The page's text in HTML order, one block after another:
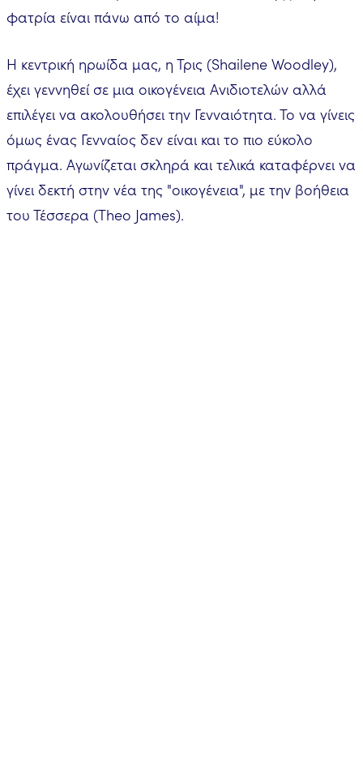
φατρία είναι πάνω από το αίμα!
Η κεντρική ηρωίδα μας, η Τρις (Shailene Woodley),
έχει γεννηθεί σε μια οικογένεια Ανιδιοτελών αλλά
επιλέγει να ακολουθήσει την Γενναιότητα. Το να γίνεις
όμως ένας Γενναίος δεν είναι και το πιο εύκολο
πράγμα. Αγωνίζεται σκληρά και τελικά καταφέρνει να
γίνει δεκτή στην νέα της "οικογένεια", με την βοήθεια
του Τέσσερα (Theo James).